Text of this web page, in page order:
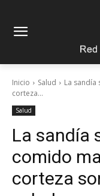
Inicio Salud
La sandía
corteza...
Salud
La sandía
comido
corteza